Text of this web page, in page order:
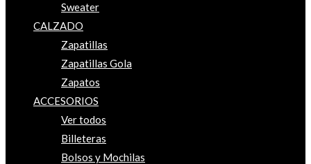
Sweater
CALZADO
Zapatillas
Zapatillas Gola
Zapatos
ACCESORIOS
Ver todos
Billeteras
Bolsos y Mochilas